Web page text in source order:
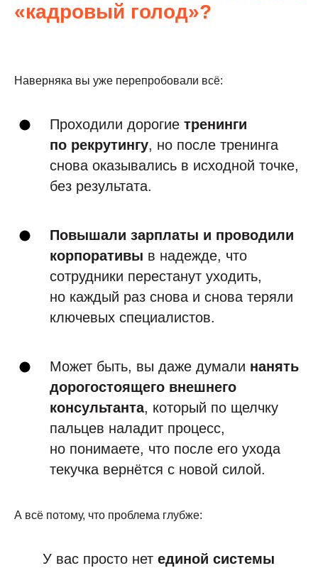
«кадровый голод»?
Наверняка вы уже перепробовали всё:
Проходили дорогие тренинги
по рекрутингу, но после тренинга
снова оказывались в исходной точке,
без результата.
Повышали зарплаты и проводили
корпоративы в надежде, что
сотрудники перестанут уходить,
но каждый раз снова и снова теряли
ключевых специалистов.
Может быть, вы даже думали нанять
дорогостоящего внешнего
консультанта, который по щелчку
пальцев наладит процесс,
но понимаете, что после его ухода
текучка вернётся с новой силой.
А всё потому, что проблема глубже:
У вас просто нет единой системы